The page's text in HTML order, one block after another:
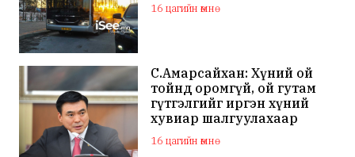
16 цагийн өмнө
С.Амарсайхан: Хүний ой
тойнд оромгүй, ой гутам
гүтгэлгийг иргэн хүний
хувиар шалгуулахаар
хуулийн байгууллагад
хандсан
16 цагийн өмнө